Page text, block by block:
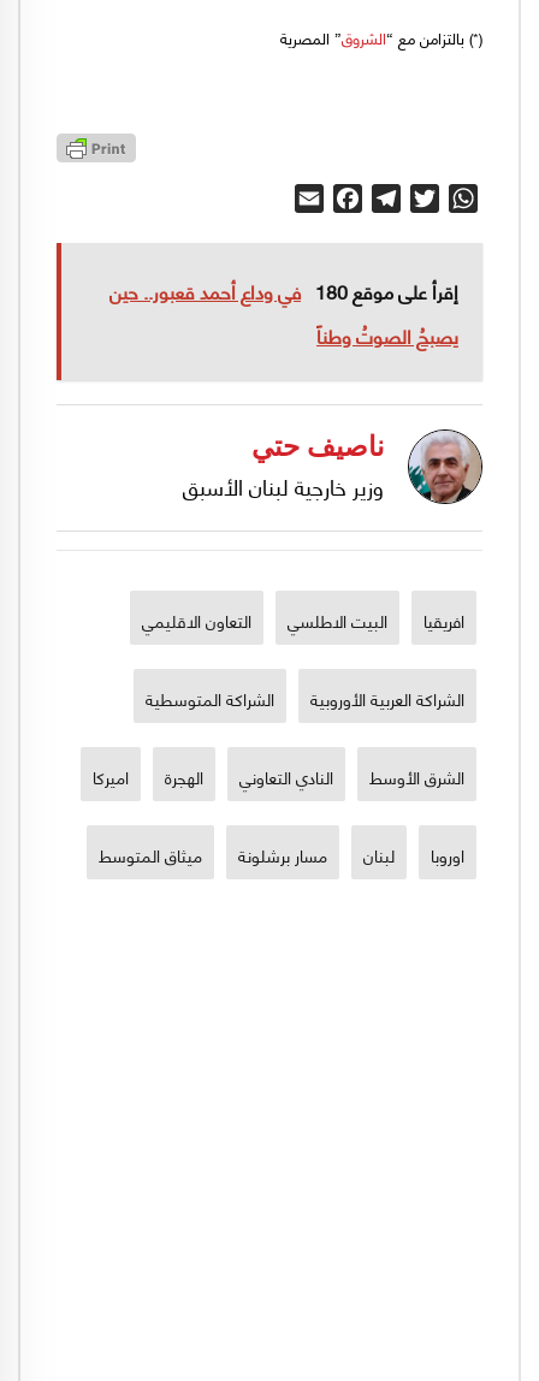
(*) بالتزامن مع “الشروق” المصرية
WhatsApp
Twitter
Telegram
Facebook
إقرأ على موقع 180
في وداع أحمد قعبور.. حين
يصبحُ الصوتُ وطناً
ناصيف حتي
وزير خارجية لبنان الأسبق
افريقيا البيت الاطلسي التعاون الاقليمي
الشراكة العربية الأوروبية الشراكة المتوسطية
الشرق الأوسط النادي التعاوني الهجرة اميركا
اوروبا لبنان مسار برشلونة ميثاق المتوسط